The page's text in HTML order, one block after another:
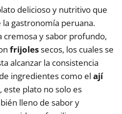
delicioso y nutritivo que
gastronomía peruana.
cremosa y sabor profundo,
frijolessecos, los cuales se
alcanzar la consistencia
ingredientes como el ají
, este plato no solo es
lleno de sabor y